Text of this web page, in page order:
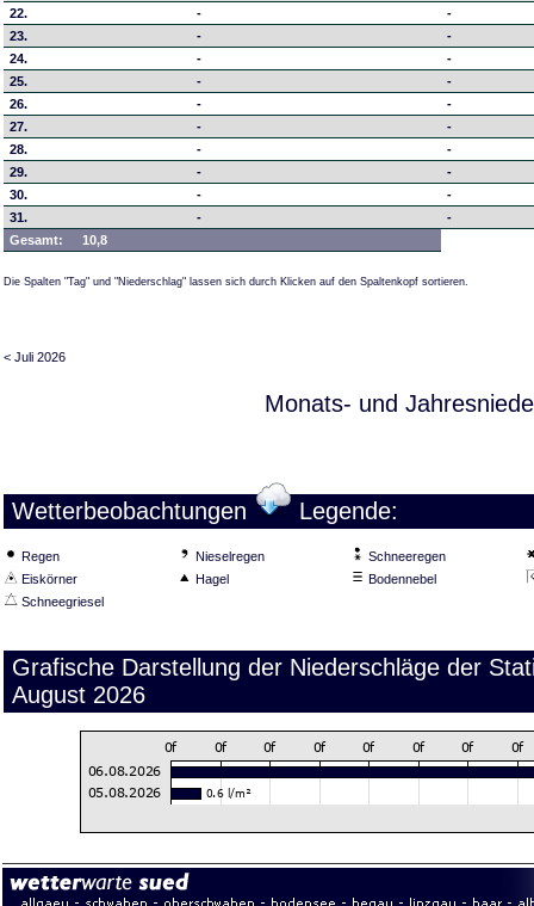
22.
-
-
23.
-
-
24.
-
-
25.
-
-
26.
-
-
27.
-
-
28.
-
-
29.
-
-
30.
-
-
31.
-
-
Gesamt:
10,8
Die Spalten "Tag" und "Niederschlag" lassen sich durch Klicken auf den Spaltenkopf sortieren.
< Juli 2026
Monats- und
Wetterbeobachtungen Legende:
Regen Nieselregen
Schneeregen
Eiskörner
Hagel
Bodennebel
Schneegriesel
Grafische Darstellung der Niederschläge der
August 2026